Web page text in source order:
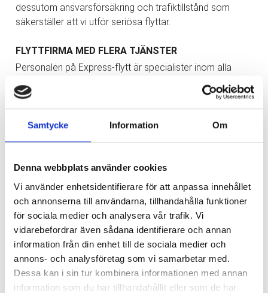
Samtycke Information Om
Denna webbplats använder cookies
Vi använder enhetsidentifierare för att anpassa innehållet
och annonserna till användarna, tillhandahålla funktioner
för sociala medier och analysera vår trafik. Vi
vidarebefordrar även sådana identifierare och annan
information från din enhet till de sociala medier och
annons- och analysföretag som vi samarbetar med.
Dessa kan i sin tur kombinera informationen med annan
information som du har tillhandahållit eller som de har
dessutom ansvarsförsäkring och trafiktillstånd som
säkerställer att vi utför seriösa flyttar.
FLYTTFIRMA MED FLERA TJÄNSTER
Personalen på Express-flytt är specialister inom alla
det viktigt att erbjuda en god personlig
service. Vi erbjuder även tjänster för dig som vill flytta
längre än inom Göteborg, exempelvis till en annan stad
eller till och med till ett annat land. På Express-flytt har vi
exempelvis vara att privat personer vill flytta till ett nytt
hem eller att ett företag flyttar till en ny lokal. Oavsett
vad så finns vi till för att effektivisera flytten för dig.
FÅ HJÄLP AV EN PROFESSIONELL FLYTTFIRMA I
GÖTEBORG
Kontakta oss gärna om du har några frågor eller för att
veta mer kring våra försäkringar, tillstånd och annat
som berör flytten.